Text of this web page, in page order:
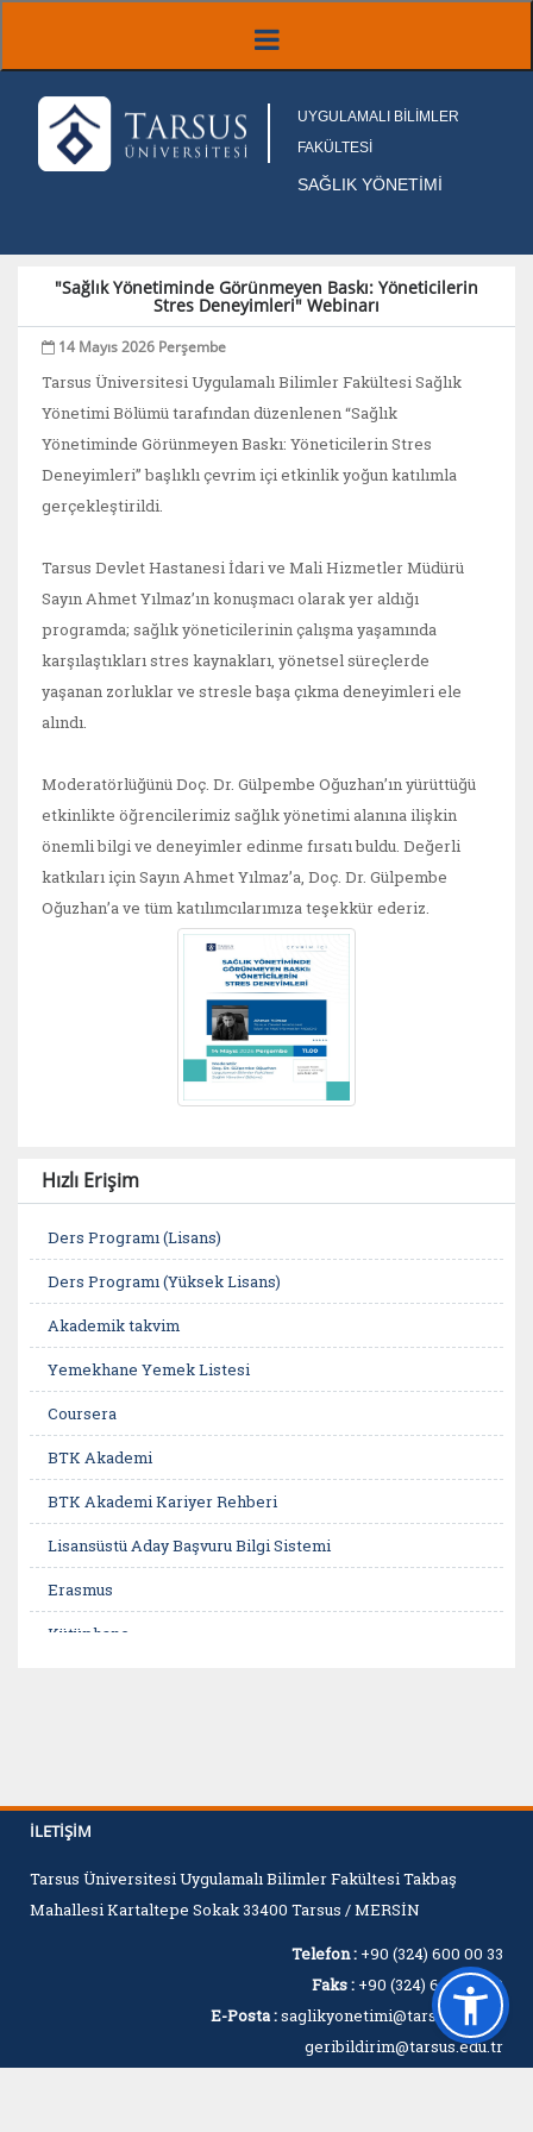
UYGULAMALI BİLİMLER
FAKÜLTESİ
SAĞLIK YÖNETİMİ
"Sağlık Yönetiminde Görünmeyen Baskı: Yöneticilerin
Stres Deneyimleri" Webinarı
14 Mayıs 2026 Perşembe
Tarsus Üniversitesi Uygulamalı Bilimler Fakültesi Sağlık
Yönetimi Bölümü tarafından düzenlenen “Sağlık
Yönetiminde Görünmeyen Baskı: Yöneticilerin Stres
Deneyimleri” başlıklı çevrim içi etkinlik yoğun katılımla
gerçekleştirildi.
Tarsus Devlet Hastanesi İdari ve Mali Hizmetler Müdürü
Sayın Ahmet Yılmaz’ın konuşmacı olarak yer aldığı
programda; sağlık yöneticilerinin çalışma yaşamında
karşılaştıkları stres kaynakları, yönetsel süreçlerde
yaşanan zorluklar ve stresle başa çıkma deneyimleri ele
alındı.
Moderatörlüğünü Doç. Dr. Gülpembe Oğuzhan’ın yürüttüğü
etkinlikte öğrencilerimiz sağlık yönetimi alanına ilişkin
önemli bilgi ve deneyimler edinme fırsatı buldu. Değerli
katkıları için Sayın Ahmet Yılmaz’a, Doç. Dr. Gülpembe
Oğuzhan’a ve tüm katılımcılarımıza teşekkür ederiz.
Hızlı Erişim
Ders Programı (Lisans)
Ders Programı (Yüksek Lisans)
Akademik takvim
Yemekhane Yemek Listesi
Coursera
BTK Akademi
BTK Akademi Kariyer Rehberi
Lisansüstü Aday Başvuru Bilgi Sistemi
Erasmus
Kütüphane
İLETIŞIM
Tarsus Üniversitesi Uygulamalı Bilimler Fakültesi Takbaş
Mahallesi Kartaltepe Sokak 33400 Tarsus / MERSİN
Telefon : +90 (324) 600 00 33
Faks : +90 (324) 600 00 60
E-Posta :saglikyonetimi@tarsus.edu.tr,
geribildirim@tarsus.edu.tr